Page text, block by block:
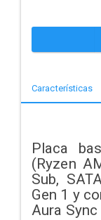
Características
Placa
(Ryzen
Sub,
Gen 1 y
Aura Sync